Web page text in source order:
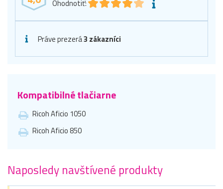
Ohodnotiť:
Práve prezerá3 zákazníci
Kompatibilné tlačiarne
Ricoh Aficio 1050
Ricoh Aficio 850
Naposledy navštívené produkty